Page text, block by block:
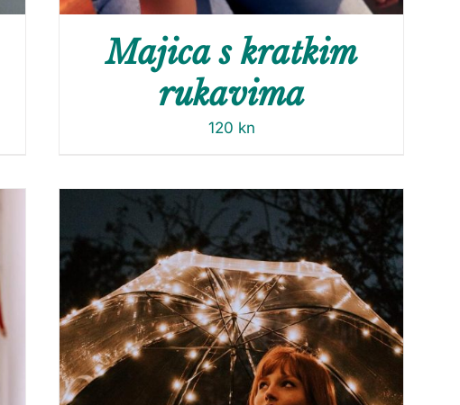
Majica s kratkim
rukavima
120 kn